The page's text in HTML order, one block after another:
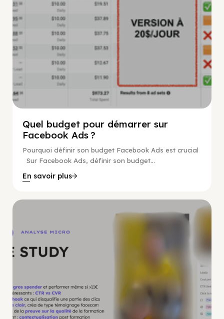
Quel budget pour démarrer sur
Facebook Ads ?
Pourquoi définir son budget Facebook Ads est crucial
Sur Facebook Ads, définir son budget...
En savoir plus
Guide Facebook